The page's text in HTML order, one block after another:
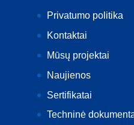
Privatumo politika
Kontaktai
Mūsų projektai
Naujienos
Sertifikatai
Techninė